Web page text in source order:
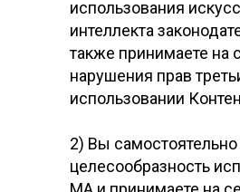
использования
интеллекта
также принимаете на
нарушения прав
использовании
2) Вы самостоятельно
целесообразность